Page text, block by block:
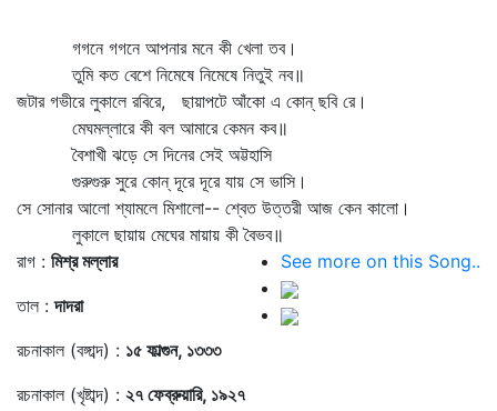
গগনে গগনে আপনার মনে কী খেলা তব।
তুমি কত বেশে নিমেষে নিমেষে নিতুই নব॥
জটার গভীরে লুকালে রবিরে, ছায়াপটে আঁকো এ কোন্‌ ছবি রে।
মেঘমল্লারে কী বল আমারে কেমন কব॥
বৈশাখী ঝড়ে সে দিনের সেই অট্টহাসি
গুরুগুরু সুরে কোন্‌ দূরে দূরে যায় সে ভাসি।
সে সোনার আলো শ্যামলে মিশালো-- শ্বেত উত্তরী আজ কেন কালো।
লুকালে ছায়ায় মেঘের মায়ায় কী বৈভব॥
রাগ : মিশ্র মল্লার
তাল :দাদরা
রচনাকাল (বঙ্গাব্দ) : ১৫ ফাল্গুন, ১৩৩৩
রচনাকাল (খৃষ্টাব্দ) : ২৭ ফেব্রুয়ারি, ১৯২৭
See more on this Song..